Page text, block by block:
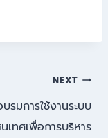
NEXT
รมการใช้งานระบบ
เทศเพื่อการบริหาร